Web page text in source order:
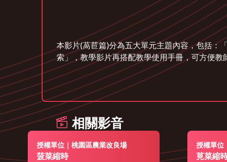
本影片(萵苣篇)分為五大單元主題內容，包括：
索」，教學影片再搭配教學使用手冊，可方便教
相關影音
授權單位｜桃園區農業改良場
菠菜縮時
授權單位
莧菜縮